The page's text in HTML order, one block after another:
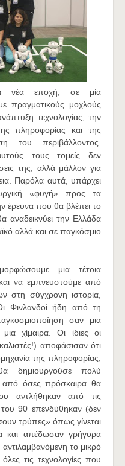
νέα εποχή, σε μία
πραγματικούς μοχλούς
τεχνολογίας, την
πληροφορίας και της
του περιβάλλοντος.
τους τομείς δεν
της, αλλά μάλλον για
Παρόλα αυτά, υπάρχει
«φυγή» προς τα
έρευνα που θα βλέπει το
αναδεικνύει την Ελλάδα
αλλά και σε παγκόσμιο
μια τέτοια
να εμπνευστούμε από
στη σύγχρονη ιστορία,
Φινλανδοί ήδη από τη
σαν μια
χίμαιρα. Οι ίδιες οι
αποφάσισαν ότι
της πληροφορίας,
δημιουργούσε πολύ
από όσες πρόσκαιρα θα
αντλήθηκαν από τις
του 90 επενδύθηκαν (δεν
τρύπες» όπως γίνεται
και απέδωσαν γρήγορα
το μικρό
τις τεχνολογίες που